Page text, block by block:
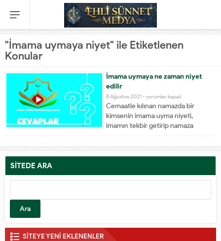
"İmama uymaya niyet" ile Etiketlenen
Konular
İmama uymaya ne zaman niyet
edilir
8 Ağustos 2021 - İmama
uymaya
ne
zaman
niyet
edilir
için
yorumlar kapalı
Cemaatle kılınan namazda bir
kimsenin imama uyma niyeti,
imamın tekbir getirip namaza
başlamasından sonra olması şart
değildir, önce de olabilir. Çünkü
ibadete sürat ve acele etme fazileti
imamın tekbirine çok yakın olmalıdır.
SİTEDE ARA
SİTEYE YENİ EKLENENLER